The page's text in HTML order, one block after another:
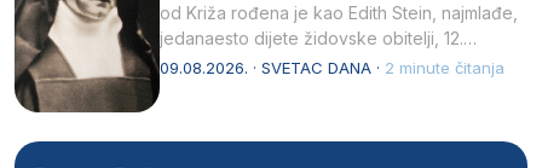
od Križa rođena je kao Edith Stein, najmlađe,
jedanaesto dijete židovske obitelji, 12.
listopada 1891, u Wrocławu…
09.08.2026. · SVETAC DANA · 2 minute čitanja